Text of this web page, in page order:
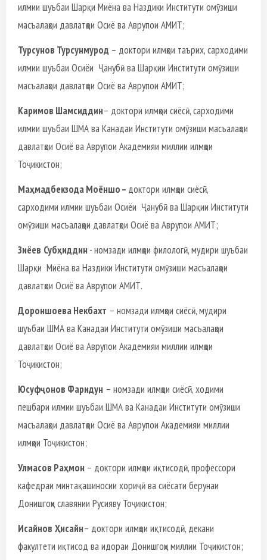
илмии шуъбаи Шарқи Миёна ва Наздики Институти омӯзиши
масъалаҳои давлатҳои Осиё ва Аврупои АМИТ;
Турсунов Турсунмурод – доктори илмҳои таърих, сарходими
илмии шуъбаи Осиёи Ҷанубӣ ва Шарқии Институти омӯзиши
масъалаҳои давлатҳои Осиё ва Аврупои АМИТ;
Каримов Шамсиддин– доктори илмҳои сиёсӣ, сарходими
илмии шуъбаи ШМА ва Канадаи Институти омӯзиши масъалаҳои
давлатҳои Осиё ва Аврупои Академияи миллии илмҳои
Тоҷикистон;
Маҳмадбекзода Моёншо – доктори илмҳои сиёсӣ,
сарходими илмии шуъбаи Осиёи Ҷанубӣ ва Шарқии Институти
омӯзиши масъалаҳои давлатҳои Осиё ва Аврупои АМИТ;
Зиёев Субҳиддин - номзади илмҳои филологӣ, мудири шуъбаи
Шарқи Миёна ва Наздики Институти омӯзиши масъалаҳои
давлатҳои Осиё ва Аврупои АМИТ.
Дороншоева Некбахт – номзади илмҳои сиёсӣ, мудири
шуъбаи ШМА ва Канадаи Институти омӯзиши масъалаҳои
давлатҳои Осиё ва Аврупои Академияи миллии илмҳои
Тоҷикистон;
Юсуфҷонов Фаридун – номзади илмҳои сиёсӣ, ходими
пешбари илмии шуъбаи ШМА ва Канадаи Институти омӯзиши
масъалаҳои давлатҳои Осиё ва Аврупои Академияи миллии
илмҳои Тоҷикистон;
Улмасов Раҳмон – доктори илмҳои иқтисодӣ, профессори
кафедраи минтақашиносии хориҷӣ ва сиёсати берунаи
Донишгоҳи славянии Русияву Тоҷикистон;
Исайнов Ҳисайн– доктори илмҳои иқтисодӣ, декани
факултети иқтисод ва идораи Донишгоҳи миллии Тоҷикистон;